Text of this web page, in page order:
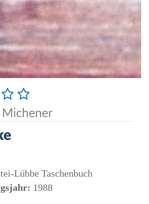
Michener
Lübbe Taschenbuch
1988